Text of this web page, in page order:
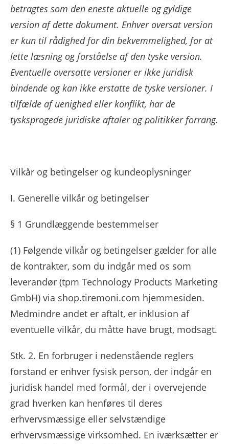
betragtes som den eneste aktuelle og gyldige
version af dette dokument. Enhver oversat version
er kun til rådighed for din bekvemmelighed, for at
lette læsning og forståelse af den tyske version.
Eventuelle oversatte versioner er ikke juridisk
bindende og kan ikke erstatte de tyske versioner. I
tilfælde af uenighed eller konflikt, har de
tysksprogede juridiske aftaler og politikker forrang.
Vilkår og betingelser og kundeoplysninger
I. Generelle vilkår og betingelser
§ 1 Grundlæggende bestemmelser
(1) Følgende vilkår og betingelser gælder for alle
de kontrakter, som du indgår med os som
leverandør (tpm Technology Products Marketing
GmbH) via shop.tiremoni.com hjemmesiden.
Medmindre andet er aftalt, er inklusion af
eventuelle vilkår, du måtte have brugt, modsagt.
Stk. 2. En forbruger i nedenstående reglers
forstand er enhver fysisk person, der indgår en
juridisk handel med formål, der i overvejende
grad hverken kan henføres til deres
erhvervsmæssige eller selvstændige
erhvervsmæssige virksomhed. En iværksætter er